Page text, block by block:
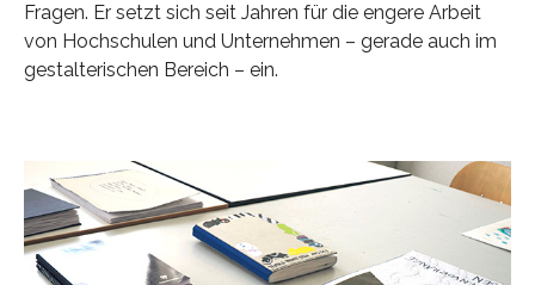
Fragen. Er setzt sich seit Jahren für die engere Arbeit
von Hochschulen und Unternehmen – gerade auch im
gestalterischen Bereich – ein.